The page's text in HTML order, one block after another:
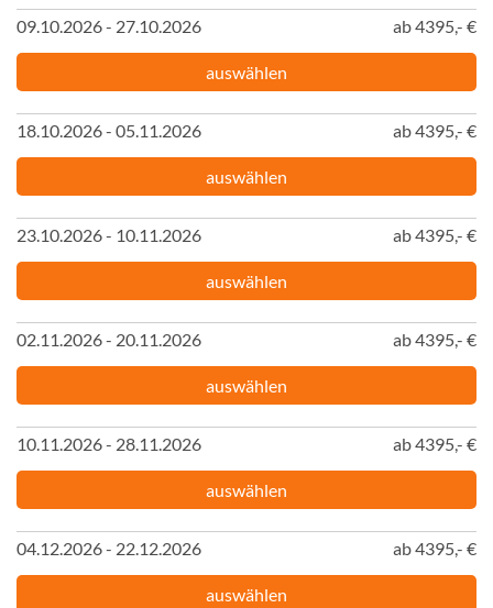
09.10.2026 - 27.10.2026 ab 4395,- €
auswählen
18.10.2026 - 05.11.2026 ab 4395,- €
auswählen
23.10.2026 - 10.11.2026 ab 4395,- €
auswählen
02.11.2026 - 20.11.2026 ab 4395,- €
auswählen
10.11.2026 - 28.11.2026 ab 4395,- €
auswählen
04.12.2026 - 22.12.2026 ab 4395,- €
auswählen